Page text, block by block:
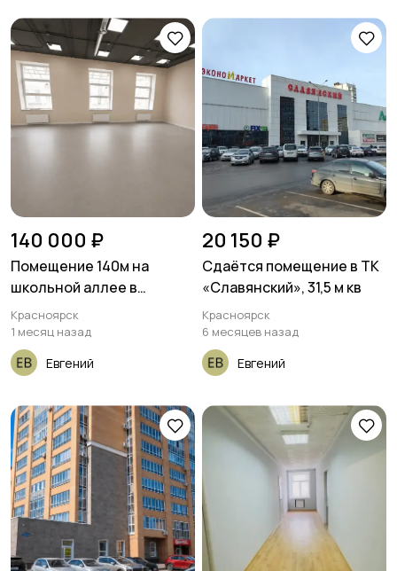
140 000 ₽
Помещение 140м на
школьной аллее в
Преображенском
Красноярск
1 месяц назад
Евгений
20 150 ₽
Сдаётся помещение в ТК
«Славянский», 31,5 м кв
Красноярск
6 месяцев назад
Евгений